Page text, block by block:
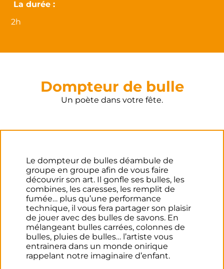
La durée :
2h
Dompteur de bulle
Un poète dans votre fête.
Le dompteur de bulles déambule de
groupe en groupe afin de vous faire
découvrir son art. Il gonfle ses bulles, les
combines, les caresses, les remplit de
fumée… plus qu’une performance
technique, il vous fera partager son plaisir
de jouer avec des bulles de savons. En
mélangeant bulles carrées, colonnes de
bulles, pluies de bulles… l’artiste vous
entrainera dans un monde onirique
rappelant notre imaginaire d’enfant.